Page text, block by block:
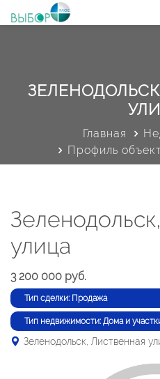
Главная
Профиль
улица
3 200 000 руб.
Тип сделки: Продажа
Тип недвижимости: Дома и
Зеленодольск, Лиственная